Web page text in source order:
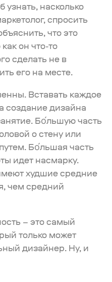
насколько
спросить
что это
он что-то
сделать не в
его на месте.
Вставать каждое
создание дизайна
Бо́льшую часть
о стену или
Бо́льшая часть
идет насмарку.
худшие средние
чем средний
– это самый
только может
дизайнер. Ну, и